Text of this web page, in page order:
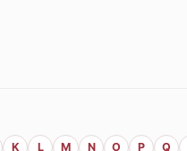
K L M N O P Q